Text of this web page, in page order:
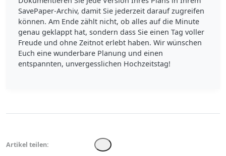
SavePaper-Archiv, damit Sie jederzeit darauf zugreifen
können. Am Ende zählt nicht, ob alles auf die Minute
genau geklappt hat, sondern dass Sie einen Tag voller
Freude und ohne Zeitnot erlebt haben. Wir wünschen
Euch eine wunderbare Planung und einen
entspannten, unvergesslichen Hochzeitstag!
Artikel teilen: